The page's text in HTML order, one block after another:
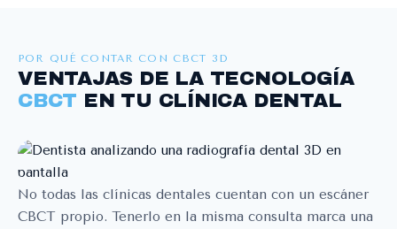
POR QUÉ CONTAR CON CBCT 3D
VENTAJAS DE LA TECNOLOGÍA
CBCT EN TU CLÍNICA DENTAL
No todas las clínicas dentales cuentan con un escáner
CBCT propio. Tenerlo en la misma consulta marca una